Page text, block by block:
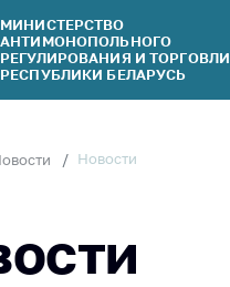
МИНИСТЕРСТВО
АНТИМОНОПОЛЬНОГО
РЕГУЛИРОВАНИЯ И ТОРГОВЛИ
РЕСПУБЛИКИ БЕЛАРУСЬ
Новости